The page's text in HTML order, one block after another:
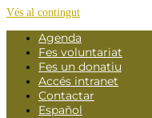
Vés al contingut
Agenda
Fes voluntariat
Fes un donatiu
Accés intranet
Contactar
Español